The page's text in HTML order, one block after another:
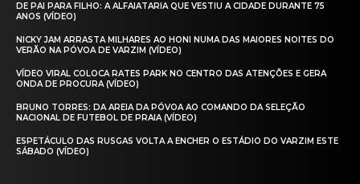
DE PAI PARA FILHO: A ALFAIATARIA QUE VESTIU A CIDADE DURANTE 75
ANOS (VÍDEO)
NICKY JAM ARRASTA MILHARES AO HONI NUMA DAS MAIORES NOITES DO
VERÃO NA PÓVOA DE VARZIM (VÍDEO)
VÍDEO VIRAL COLOCA RATES PARK NO CENTRO DAS ATENÇÕES E GERA
ONDA DE PROCURA (VÍDEO)
BRUNO TORRES: DA AREIA DA PÓVOA AO COMANDO DA SELEÇÃO
NACIONAL DE FUTEBOL DE PRAIA (VÍDEO)
ESPETÁCULO DAS RUSGAS VOLTA A ENCHER O ESTÁDIO DO VARZIM ESTE
SÁBADO (VÍDEO)